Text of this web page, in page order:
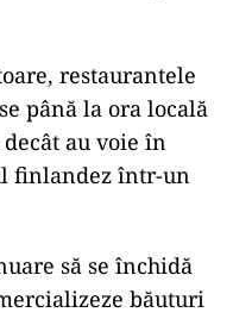
restaurantele
până la ora locală
au voie în
finlandez într-un
să se închidă
băuturi